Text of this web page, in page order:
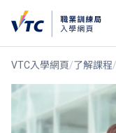
VTC入學網頁 了解課程